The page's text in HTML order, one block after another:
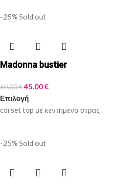
-25% Sold out
Madonna bustier
60,00€45,00€
Επιλογή
corset top με κεντημενα στρας
-25% Sold out